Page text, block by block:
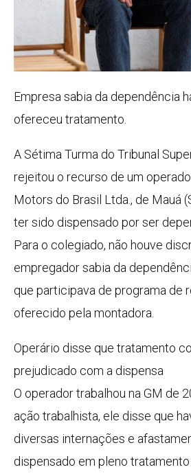
Empresa sabia da dependência
ofereceu tratamento.
A Sétima Turma do Tribunal
rejeitou o recurso de um
Motors do Brasil Ltda., de Mauá
ter sido dispensado por ser
Para o colegiado, não houve
empregador sabia da
que participava de programa de
oferecido pela montadora.
Operário disse que tratamento
prejudicado com a dispensa
O operador trabalhou na GM de
ação trabalhista, ele disse que
diversas internações e
dispensado em pleno